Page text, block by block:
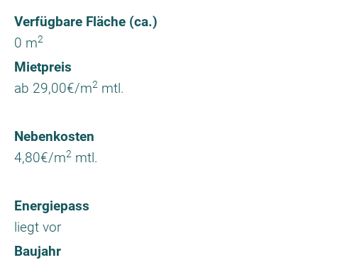
Verfügbare Fläche (ca.)
0 m2
Mietpreis
ab 29,00€/m2 mtl.
Nebenkosten
4,80€/m2 mtl.
Energiepass
liegt vor
Baujahr